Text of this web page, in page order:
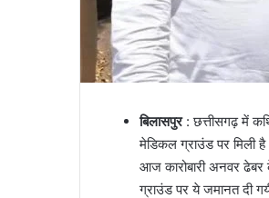
बिलासपुर: छत्तीसगढ़ में
मेडिकल ग्राउंड पर मिली
आज कारोबारी अनवर
ग्राउंड पर ये जमानत दी